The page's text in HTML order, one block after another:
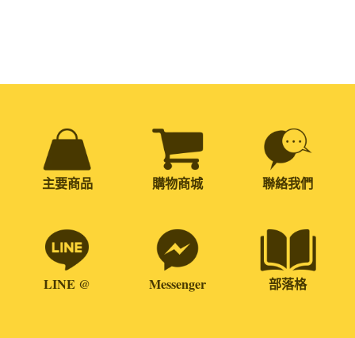
主要商品 購物商城 聯絡我們
LINE @ Messenger 部落格